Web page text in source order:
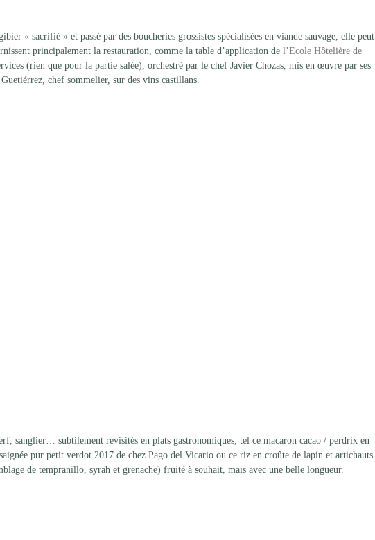
« sacrifié » et passé par des boucheries grossistes spécialisées en viande sauvage, elle peut
principalement la restauration, comme la table d’application de l’Ecole Hôtelière de
(rien que pour la partie salée), orchestré par le chef Javier Chozas, mis en œuvre par ses
chef sommelier, sur des vins castillans.
sanglier… subtilement revisités en plats gastronomiques, tel ce macaron cacao / perdrix en
pur petit verdot 2017 de chez Pago del Vicario ou ce riz en croûte de lapin et artichauts
de tempranillo, syrah et grenache) fruité à souhait, mais avec une belle longueur.